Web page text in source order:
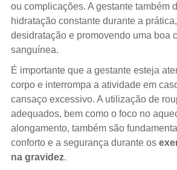
ou complicações. A gestante também
hidratação constante durante a
desidratação e promovendo uma boa
sanguínea.
É importante que a gestante esteja
corpo e interrompa a atividade em
cansaço excessivo. A utilização de
adequados, bem como o foco no
alongamento, também são
conforto e a segurança durante os
na gravidez.